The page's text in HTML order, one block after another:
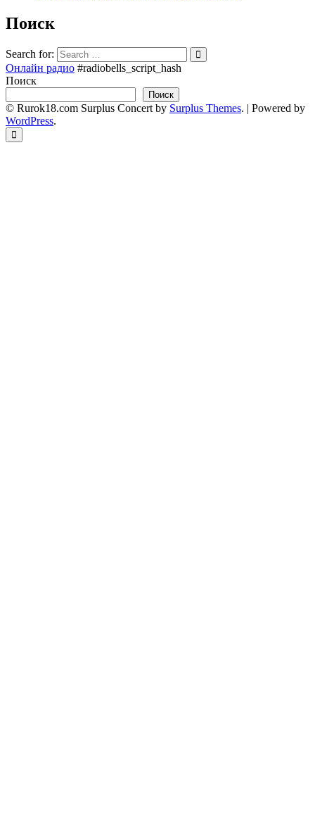
Поиск
Search for:
Онлайн радио #radiobells_script_hash
Поиск
Поиск
© Rurok18.com Surplus Concert by Surplus Themes. | Powered by
WordPress.